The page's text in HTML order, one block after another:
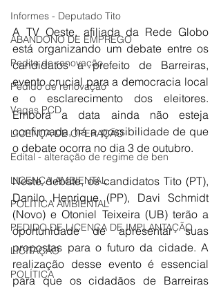
Informes - Deputado Tito
ABANDONO DE EMPREGO
Pedito de renovação
Pedido de renovação
Vagas PCD
LICENÇA DE OPERAÇÃO
Edital - alteração de regime de ben
LICENÇA AMBIENTAL
POLÍTICA AMBIENTAL
PEDIDO DE LICENÇA DE IMPLANTAÇÃO
LICITAÇÃO
POLÍTICA
A TV Oeste, afiliada da Rede Globo
está organizando um debate entre os
candidatos a prefeito de Barreiras,
evento crucial para a democracia local
e o esclarecimento dos eleitores.
Embora a data ainda não esteja
confirmada, há a possibilidade de que
o debate ocorra no dia 3 de outubro.
Neste debate, os candidatos Tito (PT),
Danilo Henrique (PP), Davi Schmidt
(Novo) e Otoniel Teixeira (UB) terão a
oportunidade de apresentar suas
propostas para o futuro da cidade. A
realização desse evento é essencial
para que os cidadãos de Barreiras